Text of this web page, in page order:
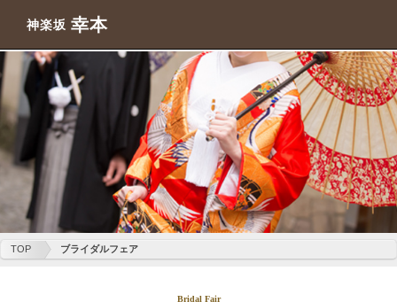
神楽坂 幸本
TOP ブライダルフェア
Bridal Fair